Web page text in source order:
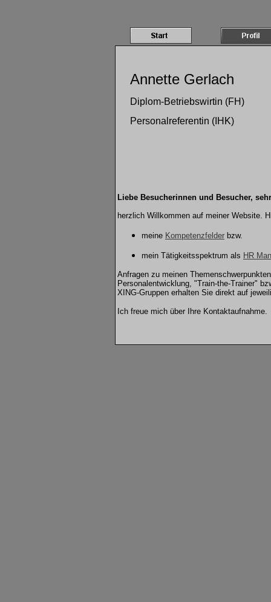
Annette Gerlach
Diplom-Betriebswirtin (FH)
Personalreferentin (IHK)
Liebe Besucherinnen und Besucher,
herzlich Willkommen auf meiner Website.
meine Kompetenzfelder bzw.
mein Tätigkeitsspektrum als HR
Anfragen zu meinen
Personalentwicklung, "Train-the-Trainer"
XING-Gruppen erhalten Sie direkt auf
Ich freue mich über Ihre Kontaktaufnahme.